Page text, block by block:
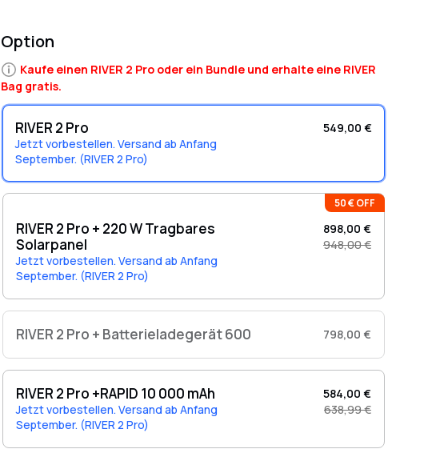
mit Bluetooth oder WLAN.
Option
Kaufe einen RIVER 2 Pro oder ein Bundle und erhalte eine RIVER
Bag gratis.
RIVER 2 Pro
Jetzt vorbestellen. Versand ab Anfang
September. (RIVER 2 Pro)
549,00 €
50 € OFF
RIVER 2 Pro + 220 W Tragbares
Solarpanel
Jetzt vorbestellen. Versand ab Anfang
September. (RIVER 2 Pro)
898,00 €
948,00 €
RIVER 2 Pro + Batterieladegerät 600 798,00 €
RIVER 2 Pro +RAPID 10 000 mAh
Jetzt vorbestellen. Versand ab Anfang
September. (RIVER 2 Pro)
584,00 €
638,99 €